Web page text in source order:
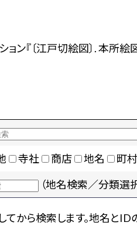
ン『〔江戸切絵図〕. 本所絵
寺社 商店 地名 町
（地名検索／分類選
から検索します。地名と